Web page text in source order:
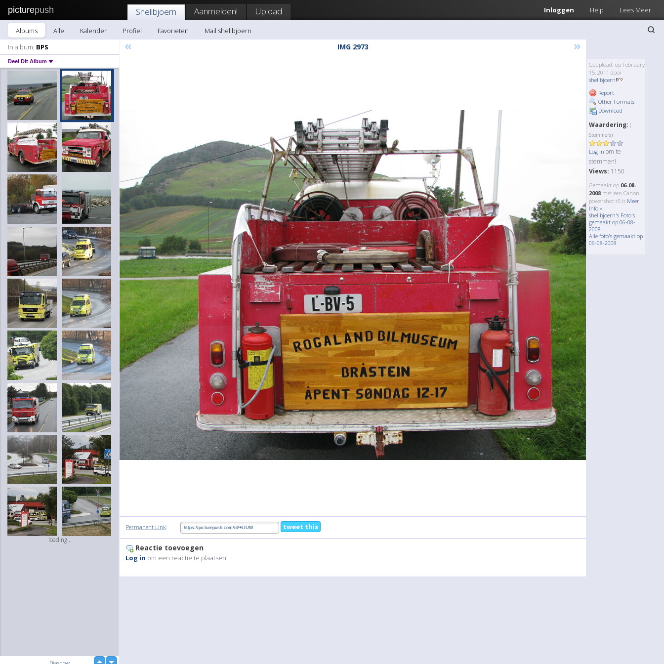
picturepush Inloggen Help Lees Meer
Shellbjoern Aanmelden! Upload
Albums Alle Kalender Profiel Favorieten
Mail shellbjoern
In album: BPS
Deel Dit Album
loading...
« IMG 2973 »
Geupload: op February
15, 2011 door
shellbjoern
Report
Other Formats
Download
Waardering: (
Stemmers)
Log in om te
stemmen!
Views: 1150
Gemaakt op 06-08-
2008 met een Canon
powershot s5 is Meer
Info »
shellbjoern's Foto's
gemaakt op 06-08-
2008
Alle foto's gemaakt op
06-08-2008
Permanent Link: tweet this
Reactie toevoegen
Log in om een reactie te plaatsen!